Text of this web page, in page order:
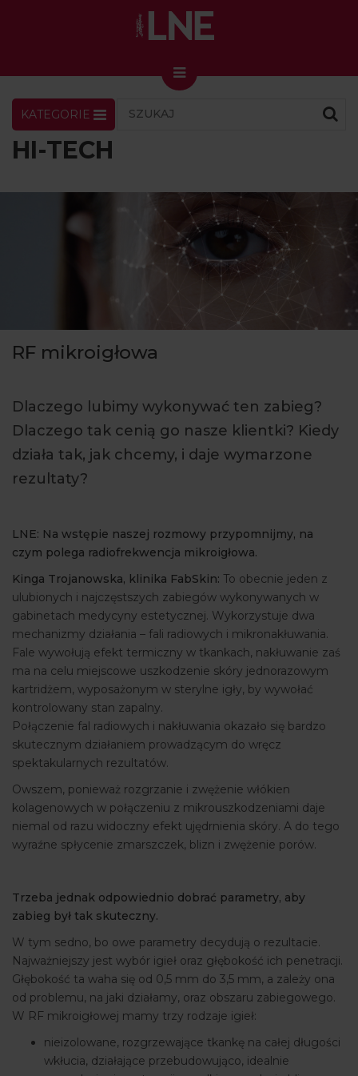
LNENEWS
Skin Master w Warszawie
49. edycja w Krakowie
VIDEO
PODCAST
MAGAZYN
O NAS
PRENUMERATA
WYDARZENIA
KATEGORIE
HI-TECH
RF mikroigłowa
Dlaczego lubimy wykonywać ten zabieg?
Dlaczego tak cenią go nasze klientki? Kiedy
działa tak, jak chcemy, i daje wymarzone
rezultaty?
LNE: Na wstępie naszej rozmowy przypomnijmy, na
czym polega radiofrekwencja mikroigłowa.
Kinga Trojanowska, klinika FabSkin: To obecnie jeden z
ulubionych i najczęstszych zabiegów wykonywanych w
gabinetach medycyny estetycznej. Wykorzystuje dwa
mechanizmy działania – fali radiowych i mikronakłuwania.
Fale wywołują efekt termiczny w tkankach, nakłuwanie zaś
ma na celu miejscowe uszkodzenie skóry jednorazowym
kartridżem, wyposażonym w sterylne igły, by wywołać
kontrolowany stan zapalny.
Połączenie fal radiowych i nakłuwania okazało się bardzo
skutecznym działaniem prowadzącym do wręcz
spektakularnych rezultatów.
Owszem, ponieważ rozgrzanie i zwężenie włókien
kolagenowych w połączeniu z mikrouszkodzeniami daje
niemal od razu widoczny efekt ujędrnienia skóry. A do tego
wyraźne spłycenie zmarszczek, blizn i zwężenie porów.
Trzeba jednak odpowiednio dobrać parametry, aby
zabieg był tak skuteczny.
W tym sedno, bo owe parametry decydują o rezultacie.
Najważniejszy jest wybór igieł oraz głębokość ich penetracji.
Głębokość ta waha się od 0,5 mm do 3,5 mm, a zależy ona
od problemu, na jaki działamy, oraz obszaru zabiegowego.
W RF mikroigłowej mamy trzy rodzaje igieł:
nieizolowane, rozgrzewające tkankę na całej długości
wkłucia, działające przebudowująco, idealnie